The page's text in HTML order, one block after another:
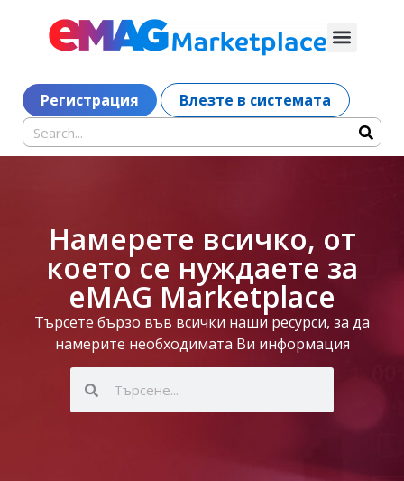
Регистрация Влезте в системата
Намерете всичко, от
което се нуждаете за
eMAG Marketplace
Търсете бързо във всички наши ресурси, за да
намерите необходимата Ви информация